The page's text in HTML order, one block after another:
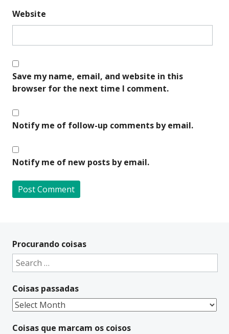
Website
Save my name, email, and website in this
browser for the next time I comment.
Notify me of follow-up comments by email.
Notify me of new posts by email.
t
e
a
t
i
v
Procurando coisas
Search
for:
Coisas passadas
Coisas
Coisas que marcam os coisos